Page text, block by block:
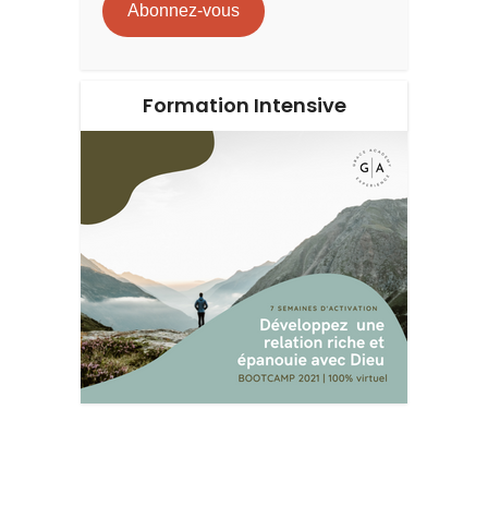
Abonnez-vous
Formation Intensive